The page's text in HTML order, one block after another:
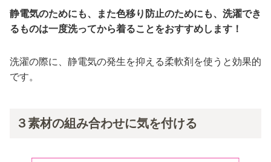
静電気のためにも、また色移り防止のためにも、洗濯でき
るものは一度洗ってから着ることをおすすめします！
洗濯の際に、静電気の発生を抑える柔軟剤を使うと効果的
です。
３素材の組み合わせに気を付ける